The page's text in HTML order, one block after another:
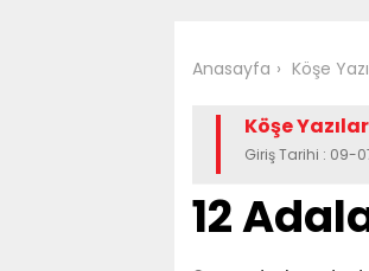
Anasayfa Köşe
Köşe
Giriş Tarihi : 09-
12